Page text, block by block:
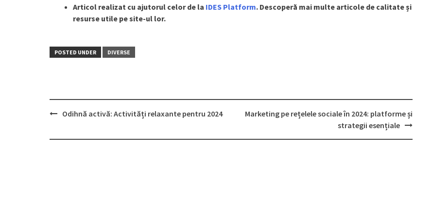
Articol realizat cu ajutorul celor de la IDES Platform. Descoperă mai multe articole de calitate și
resurse utile pe site-ul lor.
POSTED UNDER DIVERSE
PostOdihnă activă: Activități relaxante pentru 2024
Marketing pe rețelele sociale în 2024: platforme și
strategii esențiale